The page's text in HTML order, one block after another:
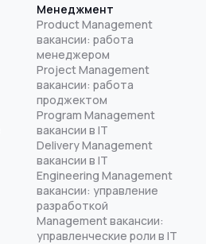
Менеджмент
Product Management
вакансии: работа
менеджером
Project Management
вакансии: работа
проджектом
Program Management
вакансии в IT
Delivery Management
вакансии в IT
Engineering Management
вакансии: управление
разработкой
Management вакансии:
управленческие роли в IT